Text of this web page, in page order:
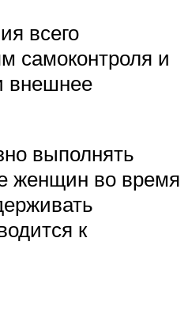
всего
самоконтроля и
внешнее
выполнять
женщин во время
к